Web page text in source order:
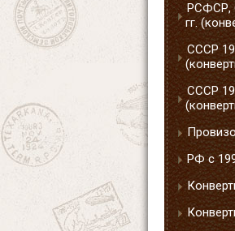
РСФСР,
гг.
СССР
СССР
РФ с